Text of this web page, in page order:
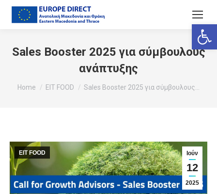
Sales Booster 2025 για σύμβουλους
ανάπτυξης
You are here:
Home EIT FOOD Sales Booster 2025 για σύμβουλους…
Ιούν
12
2025
EIT FOOD